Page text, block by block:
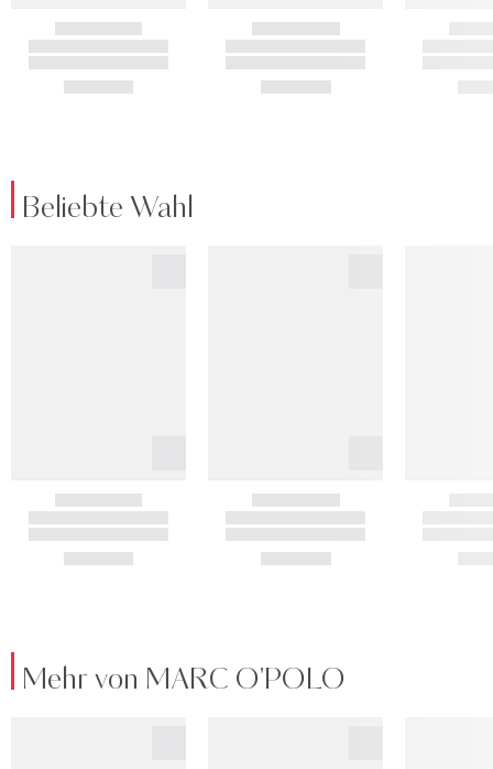
Beliebte Wahl
Mehr von MARC O'POLO